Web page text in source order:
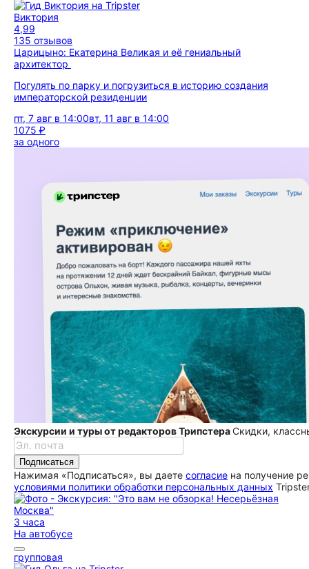
Виктория
4,99
135 отзывов
Царицыно: Екатерина Великая и её гениальный
архитектор
Погулять по парку и погрузиться в историю создания
императорской резиденции
пт, 7 авг в 14:00вт, 11 авг в 14:00
1075 ₽
за одного
Экскурсии и туры от редакторов ТрипстераСкидки,
Подписаться
Нажимая «Подписаться», вы даете согласие на получение
условиями политики обработки персональных данных
3 часа
На автобусе
групповая